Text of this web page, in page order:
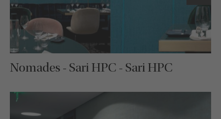
Nomades - Sari HPC - Sari HPC